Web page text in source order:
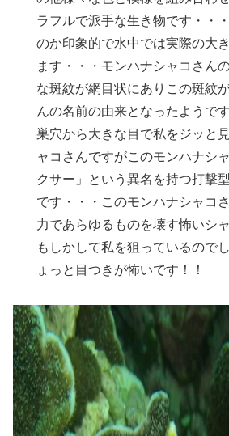
ラフルで派手な生き物です・・
のか印象的で水中では実際の大
ます・・・モンハナシャコさん
な斑紋が網目状にありこの斑紋
んの名前の由来となったようで
巣穴から大きな目で私をジッと
ャコさんですがこのモンハナシ
クサー」という異名を持つ打撃
です・・・このモンハナシャコ
力であらゆるものを壊す怖いシ
もしかして私を狙っているので
ょっと目つきが怖いです！！